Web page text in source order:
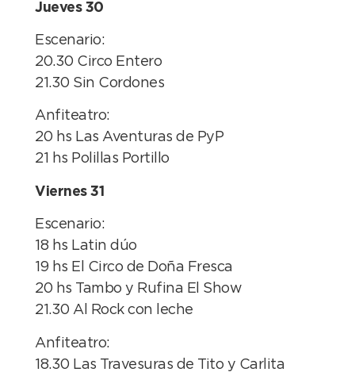
Jueves 30
Escenario:
20.30 Circo Entero
21.30 Sin Cordones
Anfiteatro:
20 hs Las Aventuras de PyP
21 hs Polillas Portillo
Viernes 31
Escenario:
18 hs Latin dúo
19 hs El Circo de Doña Fresca
20 hs Tambo y Rufina El Show
21.30 Al Rock con leche
Anfiteatro:
18.30 Las Travesuras de Tito y Carlita